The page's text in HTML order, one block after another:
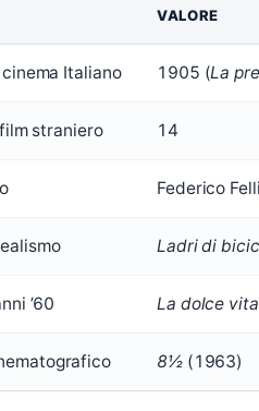
VALORE
Italiano 1905 (La
straniero 14
Federico
Ladri di
’60 La dolce vita
8½(1963)